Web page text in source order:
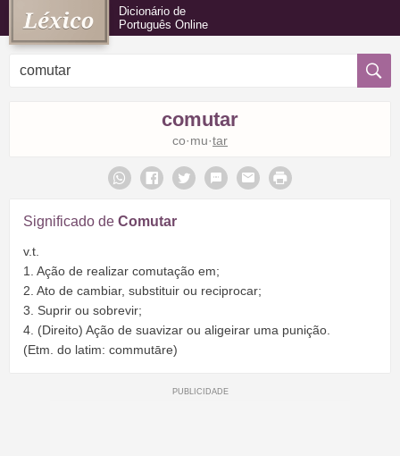
Dicionário de
Português Online
comutar
co·mu·tar
Significado de Comutar
v.t.
1. Ação de realizar comutação em;
2. Ato de cambiar, substituir ou reciprocar;
3. Suprir ou sobrevir;
4. (Direito) Ação de suavizar ou aligeirar uma punição.
(Etm. do latim: commutāre)